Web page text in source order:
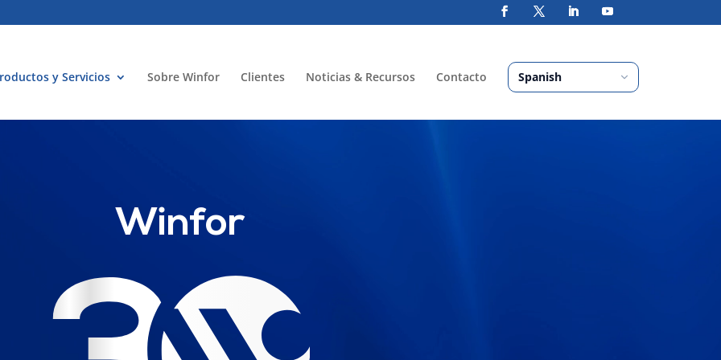
y Servicios Sobre Winfor Clientes Noticias & Recursos Contacto
Winfor